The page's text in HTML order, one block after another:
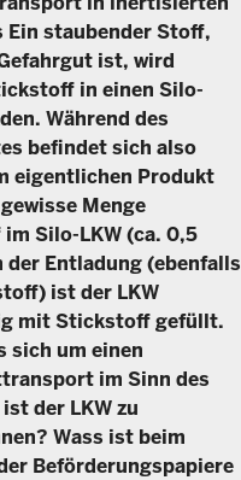
Ein staubender Stoff,
ist, wird
in einen Silo-
Während des
befindet sich also
eigentlichen Produkt
Menge
Silo-LKW (ca. 0,5
der Entladung (ebenfalls
ist der LKW
mit Stickstoff gefüllt.
sich um einen
im Sinn des
der LKW zu
Wass ist beim
Beförderungspapiere